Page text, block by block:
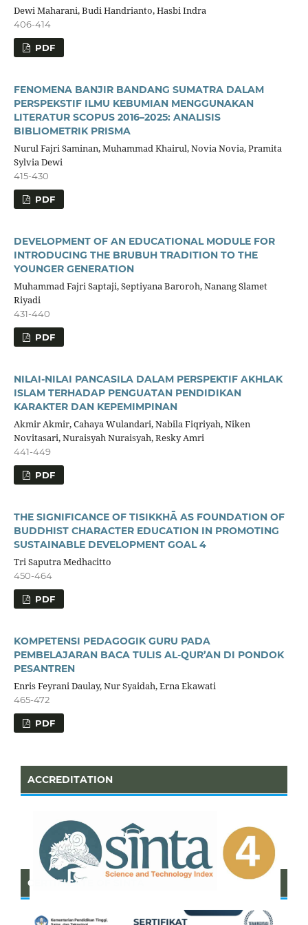
Dewi Maharani, Budi Handrianto, Hasbi Indra
406-414
PDF
FENOMENA BANJIR BANDANG SUMATRA DALAM
PERSPEKSTIF ILMU KEBUMIAN MENGGUNAKAN
LITERATUR SCOPUS 2016–2025: ANALISIS
BIBLIOMETRIK PRISMA
Nurul Fajri Saminan, Muhammad Khairul, Novia Novia, Pramita
Sylvia Dewi
415-430
PDF
DEVELOPMENT OF AN EDUCATIONAL MODULE FOR
INTRODUCING THE BRUBUH TRADITION TO THE
YOUNGER GENERATION
Muhammad Fajri Saptaji, Septiyana Baroroh, Nanang Slamet
Riyadi
431-440
PDF
NILAI-NILAI PANCASILA DALAM PERSPEKTIF AKHLAK
ISLAM TERHADAP PENGUATAN PENDIDIKAN
KARAKTER DAN KEPEMIMPINAN
Akmir Akmir, Cahaya Wulandari, Nabila Fiqriyah, Niken
Novitasari, Nuraisyah Nuraisyah, Resky Amri
441-449
PDF
THE SIGNIFICANCE OF TISIKKHĀ AS FOUNDATION OF
BUDDHIST CHARACTER EDUCATION IN PROMOTING
SUSTAINABLE DEVELOPMENT GOAL 4
Tri Saputra Medhacitto
450-464
PDF
KOMPETENSI PEDAGOGIK GURU PADA
PEMBELAJARAN BACA TULIS AL-QUR’AN DI PONDOK
PESANTREN
Enris Feyrani Daulay, Nur Syaidah, Erna Ekawati
465-472
PDF
ACCREDITATION
CERTIFICATE OF SINTA